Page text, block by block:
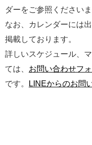
ダーをご参照くださいま
なお、カレンダーには
掲載しております。
詳しいスケジュール、
ては、 お問い合わせフ
です。
LINEからのお問